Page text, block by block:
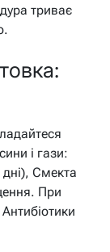
триває
і гази:
дні), Смекта
При